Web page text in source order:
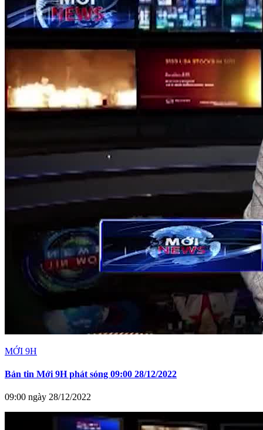
MỚI 9H
Bản tin Mới 9H phát sóng 09:00 28/12/2022
09:00 ngày 28/12/2022